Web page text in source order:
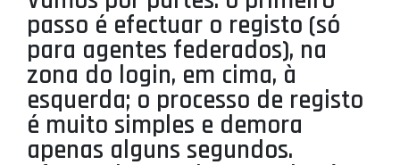
passo é efectuar o registo (só
para agentes federados), na
zona do login, em cima, à
esquerda; o processo de registo
é muito simples e demora
apenas alguns segundos.